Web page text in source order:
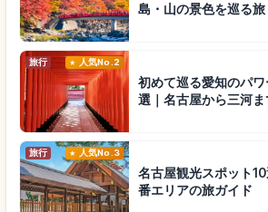
島・山の景色を巡る旅
旅行 人気No.2
初めて巡る愛知のパ
選｜名古屋から三河ま
旅行 人気No.3
名古屋観光スポット
番エリアの旅ガイド